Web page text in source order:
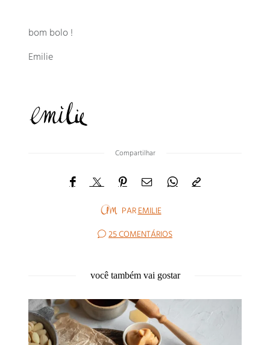
bom bolo !
Emilie
Compartilhar
PAREMILIE
25 COMENTÁRIOS
você também vai gostar